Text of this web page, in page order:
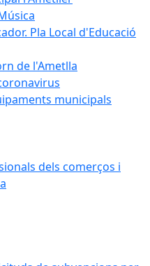
Pla Local d'Educació
de l'Ametlla
municipals
dels comerços i